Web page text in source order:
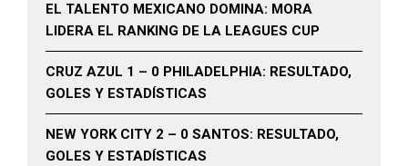
EL TALENTO MEXICANO DOMINA: MORA
LIDERA EL RANKING DE LA LEAGUES CUP
CRUZ AZUL 1 – 0 PHILADELPHIA: RESULTADO,
GOLES Y ESTADÍSTICAS
NEW YORK CITY 2 – 0 SANTOS: RESULTADO,
GOLES Y ESTADÍSTICAS